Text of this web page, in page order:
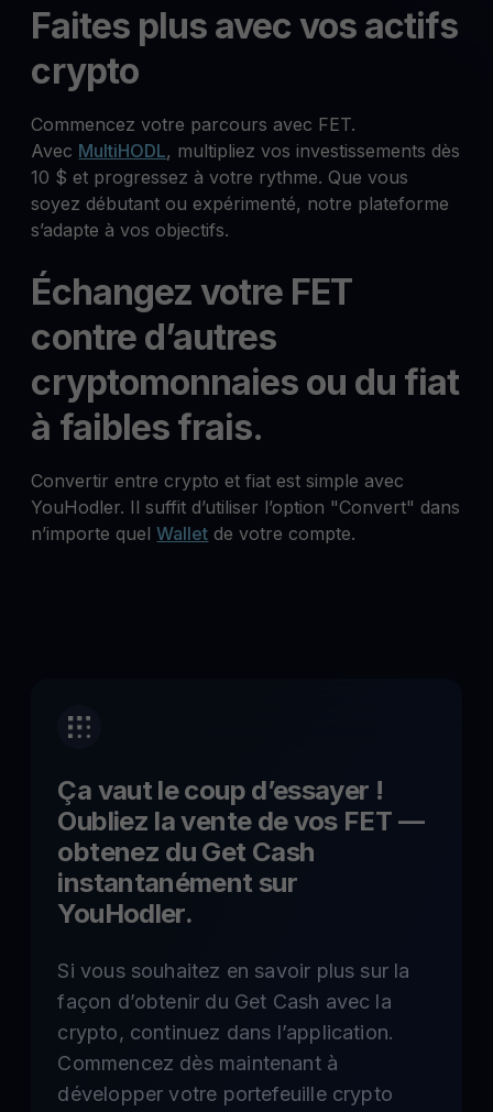
Faites plus avec vos actifs
crypto
Commencez votre parcours avec FET.
Avec MultiHODL, multipliez vos investissements dès
10 $ et progressez à votre rythme. Que vous
soyez débutant ou expérimenté, notre plateforme
s’adapte à vos objectifs.
Échangez votre FET
contre d’autres
cryptomonnaies ou du fiat
à faibles frais.
Convertir entre crypto et fiat est simple avec
YouHodler. Il suffit d’utiliser l’option "Convert" dans
n’importe quelWallet de votre compte.
Ça vaut le coup d’essayer !
Oubliez la vente de vos FET —
obtenez du Get Cash
instantanément sur
YouHodler.
Si vous souhaitez en savoir plus sur la
façon d’obtenir du Get Cash avec la
crypto, continuez dans l’application.
Commencez dès maintenant à
développer votre portefeuille crypto